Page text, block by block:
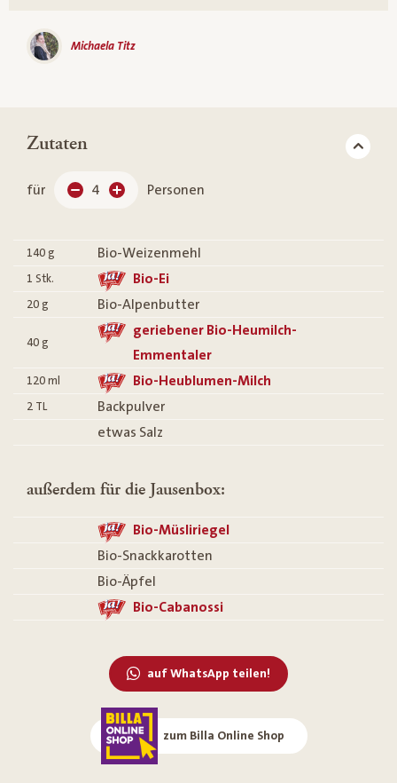
Michaela Titz
Zutaten
für 4 Personen
140 g Bio-Weizenmehl
1 Stk. Bio-Ei
20 g Bio-Alpenbutter
40 g
geriebener Bio-Heumilch-
Emmentaler
120 ml Bio-Heublumen-Milch
2 TL
Backpulver
etwas Salz
außerdem für die Jausenbox:
Bio-Müsliriegel
Bio-Snackkarotten
Bio-Äpfel
Bio-Cabanossi
auf WhatsApp teilen!
zum Billa Online Shop